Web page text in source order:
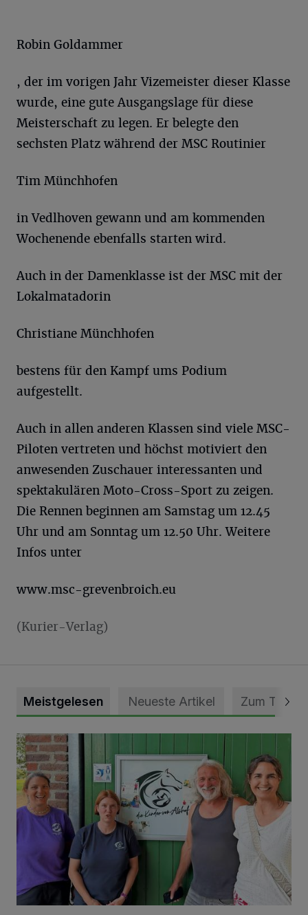
Robin Goldammer
, der im vorigen Jahr Vizemeister dieser Klasse
wurde, eine gute Ausgangslage für diese
Meisterschaft zu legen. Er belegte den
sechsten Platz während der MSC Routinier
Tim Münchhofen
in Vedlhoven gewann und am kommenden
Wochenende ebenfalls starten wird.
Auch in der Damenklasse ist der MSC mit der
Lokalmatadorin
Christiane Münchhofen
bestens für den Kampf ums Podium
aufgestellt.
Auch in allen anderen Klassen sind viele MSC-
Piloten vertreten und höchst motiviert den
anwesenden Zuschauer interessanten und
spektakulären Moto-Cross-Sport zu zeigen.
Die Rennen beginnen am Samstag um 12.45
Uhr und am Sonntag um 12.50 Uhr. Weitere
Infos unter
www.msc-grevenbroich.eu
(Kurier-Verlag)
Meistgelesen Neueste Artikel Zum Thema
Vorbildlicher Einsatz für den Artenschutz gewürdigt